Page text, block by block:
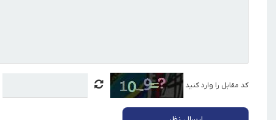
کد مقابل را وارد کنید